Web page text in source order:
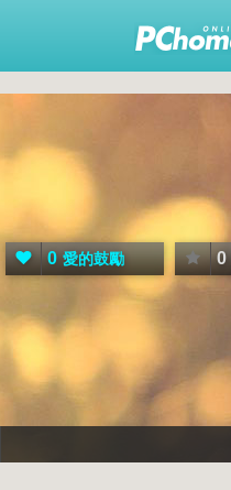
0 愛的鼓勵 0